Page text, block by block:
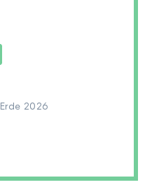
2026